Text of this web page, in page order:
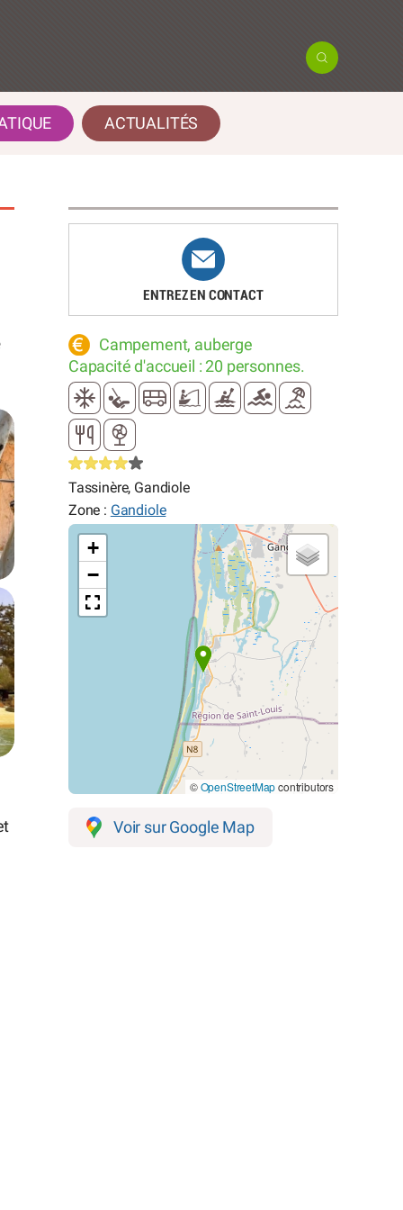
ACTUALITÉS
ENTREZ EN CONTACT
Campement, auberge
Capacité d'accueil : 20 personnes.
Tassinère, Gandiole
Zone : Gandiole
+
−
©OpenStreetMapcontributors
Voir sur Google Map